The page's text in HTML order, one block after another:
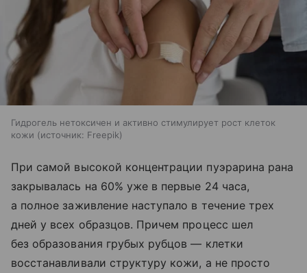
Гидрогель нетоксичен и активно стимулирует рост клеток
кожи
источник: Freepik
При самой высокой концентрации пуэрарина рана
закрывалась на 60% уже в первые 24 часа,
а полное заживление наступало в течение трех
дней у всех образцов. Причем процесс шел
без образования грубых рубцов — клетки
восстанавливали структуру кожи, а не просто